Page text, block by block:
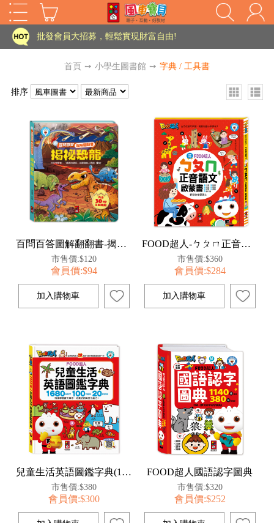
HOT
家長樂了!「風車書版集團暨FOOD超人企業總部」目前正興建中!
批發會員大招募，輕鬆實現財富自由!
老師您好!!幼教會員火熱招募中~
家長樂了!「風車書版集團暨FOOD超人企業總部」目前正興建中!
批發會員大招募，輕鬆實現財富自由!
如需更改或重開發票 需在訂單成立三天內通知客服 寄回發票需附上回郵郵票
老師您好!!幼教會員火熱招募中~
首頁 ➙ 小學生圖書館 ➙ 字典 / 工具書
排序
百問百答圖解翻翻書-揭祕恐龍
市售價:$120
會員價:$94
FOOD超人-ㄅㄆㄇ正音語文啟蒙書
市售價:$360
會員價:$284
兒童生活英語圖鑑字典(1680個單字+100句會話+20首歌謠)-FOOD超人
市售價:$380
會員價:$300
FOOD超人國語認字圖典
市售價:$320
會員價:$252